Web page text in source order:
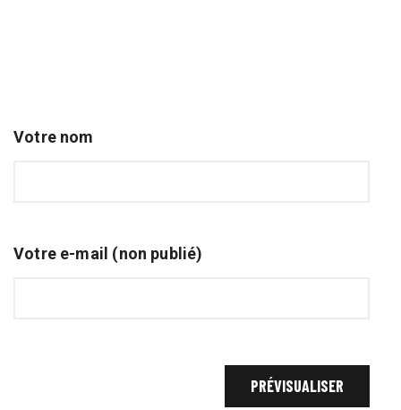
Votre nom
Votre e-mail (non publié)